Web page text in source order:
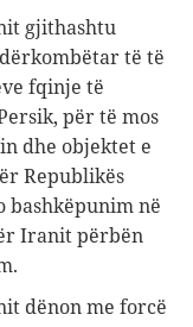
gjithashtu
të të
fqinje të
për të mos
dhe objektet e
Republikës
bashkëpunim në
Iranit përbën
dënon me forcë